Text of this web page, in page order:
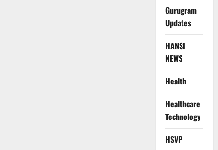
Gurugram
Updates
HANSI
NEWS
Health
Healthcare
Technology
HSVP